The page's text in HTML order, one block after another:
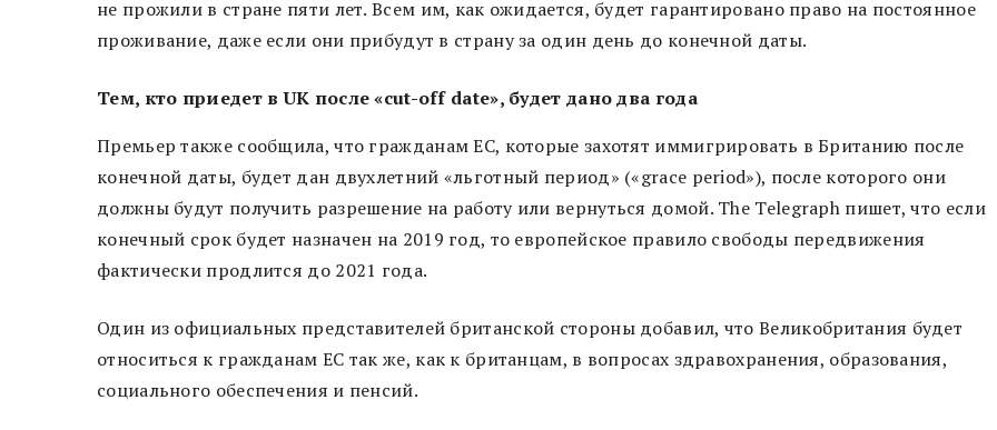
не прожили в стране пяти лет. Всем им, как ожидается, будет гарантировано право на постоянное
проживание, даже если они прибудут в страну за один день до конечной даты.
Тем, кто приедет в UK после «cut-off date», будет дано два года
Премьер также сообщила, что гражданам ЕС, которые захотят иммигрировать в Британию после
конечной даты, будет дан двухлетний «льготный период» («grace period»), после которого они
должны будут получить разрешение на работу или вернуться домой. The Telegraph пишет, что если
конечный срок будет назначен на 2019 год, то европейское правило свободы передвижения
фактически продлится до 2021 года.
Один из официальных представителей британской стороны добавил, что Великобритания будет
относиться к гражданам ЕС так же, как к британцам, в вопросах здравохранения, образования,
социального обеспечения и пенсий.